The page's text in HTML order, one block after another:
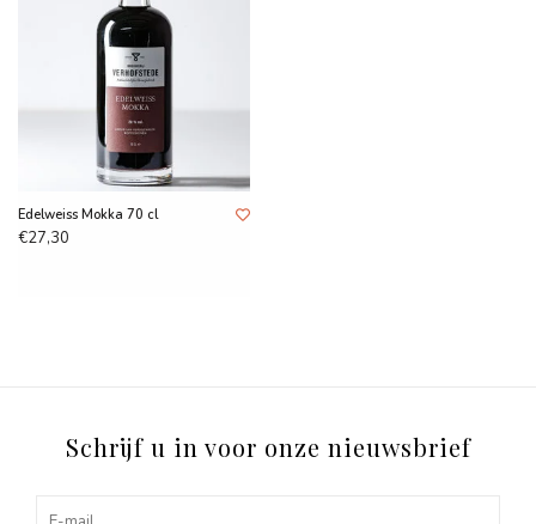
Edelweiss Mokka 70 cl
€27,30
Schrijf u in voor onze nieuwsbrief